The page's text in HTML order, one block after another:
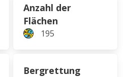
Anzahl der
Flächen
195
Bergrettung